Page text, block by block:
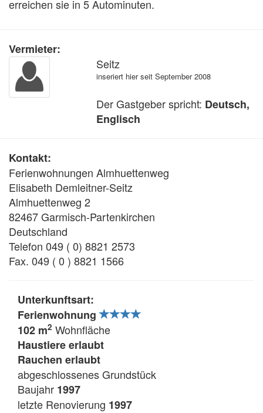
erreichen sie in 5 Autominuten.
Vermieter:
Seitz
inseriert hier seit September 2008
Der Gastgeber spricht: Deutsch,
Englisch
Kontakt:
Ferienwohnungen Almhuettenweg
Elisabeth Demleitner-Seitz
Almhuettenweg 2
82467 Garmisch-Partenkirchen
Deutschland
Telefon 049 ( 0) 8821 2573
Fax. 049 ( 0 ) 8821 1566
Unterkunftsart:
Ferienwohnung
102 m2 Wohnfläche
Haustiere erlaubt
Rauchen erlaubt
abgeschlossenes Grundstück
Baujahr 1997
letzte Renovierung 1997